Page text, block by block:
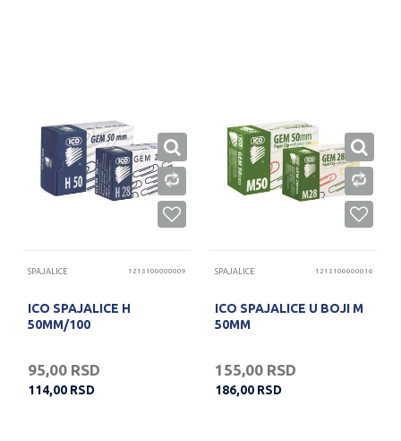
SPAJALICE 1213100000009
ICO SPAJALICE H
50MM/100
95,00 RSD
114,00 RSD
SPAJALICE 1213100000016
ICO SPAJALICE U BOJI M
50MM
155,00 RSD
186,00 RSD